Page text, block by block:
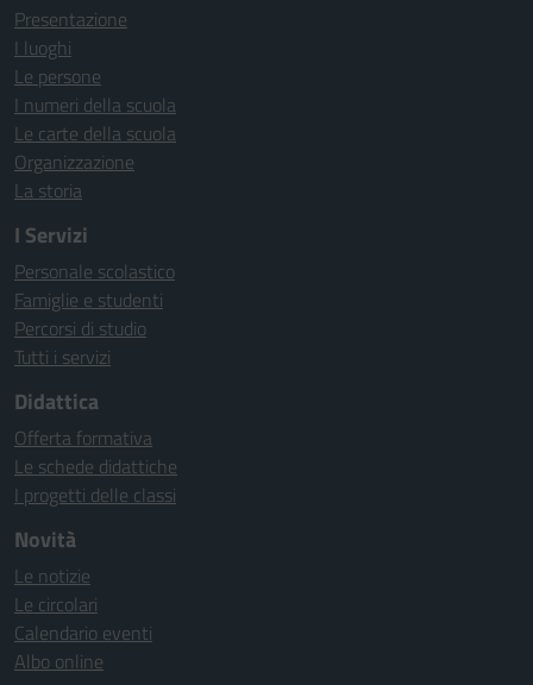
Presentazione
I luoghi
Le persone
I numeri della scuola
Le carte della scuola
Organizzazione
La storia
I Servizi
Personale scolastico
Famiglie e studenti
Percorsi di studio
Tutti i servizi
Didattica
Offerta formativa
Le schede didattiche
I progetti delle classi
Novità
Le notizie
Le circolari
Calendario eventi
Albo online